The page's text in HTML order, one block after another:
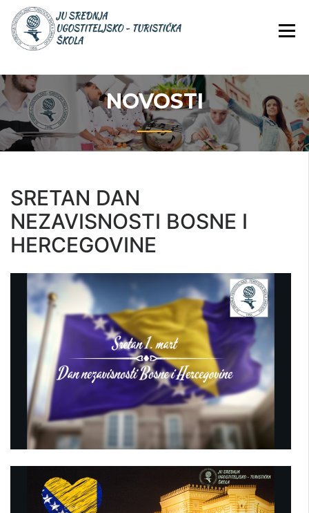
Skip
content
JU SREDNJA
NOVOSTI
SRETAN DAN
NEZAVISNOSTI BOSNE I
HERCEGOVINE